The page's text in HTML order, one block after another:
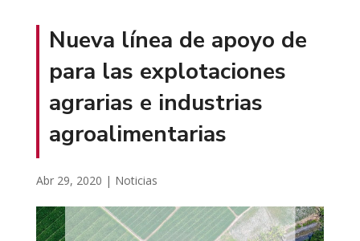
Nueva línea de apoyo de
para las explotaciones
agrarias e industrias
agroalimentarias
Abr 29, 2020 | Noticias